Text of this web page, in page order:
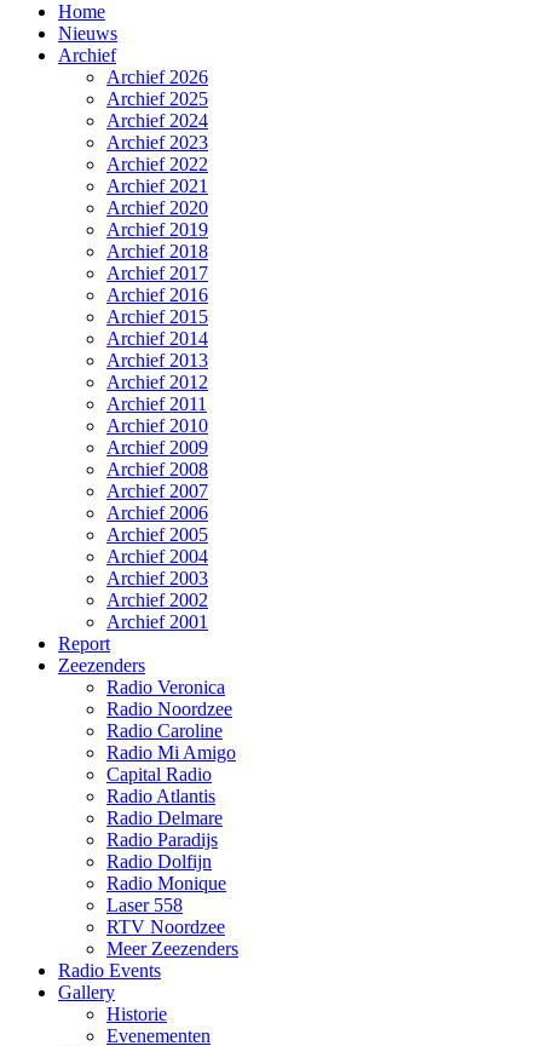
Home
Nieuws
Archief
Archief 2026
Archief 2025
Archief 2024
Archief 2023
Archief 2022
Archief 2021
Archief 2020
Archief 2019
Archief 2018
Archief 2017
Archief 2016
Archief 2015
Archief 2014
Archief 2013
Archief 2012
Archief 2011
Archief 2010
Archief 2009
Archief 2008
Archief 2007
Archief 2006
Archief 2005
Archief 2004
Archief 2003
Archief 2002
Archief 2001
Report
Zeezenders
Radio Veronica
Radio Noordzee
Radio Caroline
Radio Mi Amigo
Capital Radio
Radio Atlantis
Radio Delmare
Radio Paradijs
Radio Dolfijn
Radio Monique
Laser 558
RTV Noordzee
Meer Zeezenders
Radio Events
Gallery
Historie
Evenementen